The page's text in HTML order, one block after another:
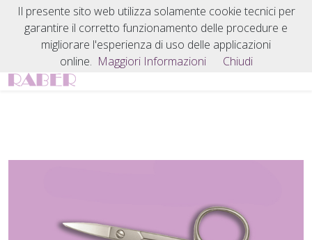
Il presente sito web utilizza solamente cookie tecnici per
garantire il corretto funzionamento delle procedure e
migliorare l'esperienza di uso delle applicazioni
online. Maggiori Informazioni Chiudi